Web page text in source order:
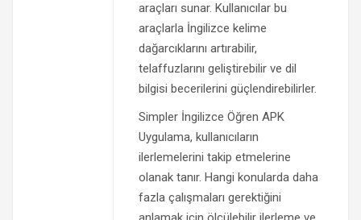
araçları sunar. Kullanıcılar bu
araçlarla İngilizce kelime
dağarcıklarını artırabilir,
telaffuzlarını geliştirebilir ve dil
bilgisi becerilerini güçlendirebilirler.
Simpler İngilizce Öğren APK
Uygulama, kullanıcıların
ilerlemelerini takip etmelerine
olanak tanır. Hangi konularda daha
fazla çalışmaları gerektiğini